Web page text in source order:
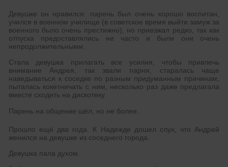
Девушке он нравился: парень был очень хорошо воспитан,
учился в военном училище (в советское время выйти замуж за
военного было очень престижно), но приезжал редко, так как
отпуска предоставлялись не часто и были они очень
непродолжительными.
Стала девушка прилагать все усилия, чтобы привлечь
внимание Андрея, так звали парня, старалась чаще
наведываться к соседке по разным придуманным причинам,
пыталась кокетничать с ним, несколько раз даже предлагала
вместе сходить на дискотеку.
Парень на общение шёл, но не более.
Прошло ещё два года. К Надежде дошел слух, что Андрей
женился на девушке из соседнего города.
Девушка пала духом.